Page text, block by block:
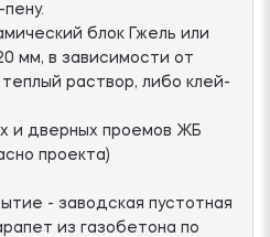
блок Гжель или
мм, в зависимости от
раствор, либо клей-
и дверных проемов ЖБ
проекта)
- заводская пустотная
из газобетона по